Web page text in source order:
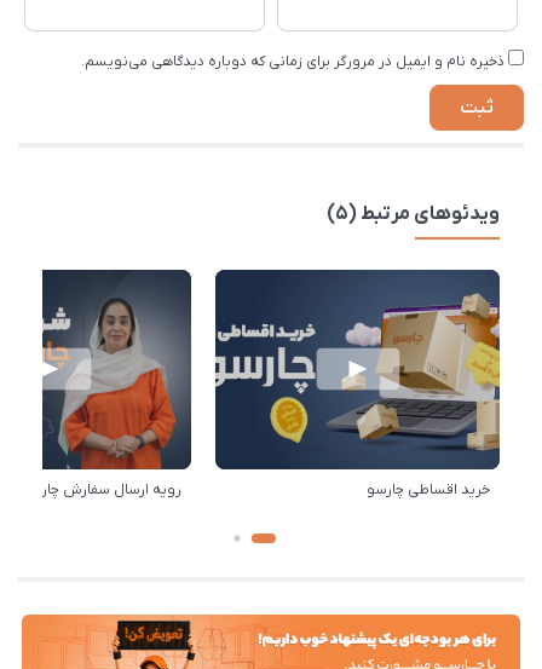
ذخیره نام و ایمیل در مرورگر برای زمانی که دوباره دیدگاهی می‌نویسم.
ویدئوهای مرتبط (5)
خرید اقساطی چارسو رویه ارسال سفارش چارسو